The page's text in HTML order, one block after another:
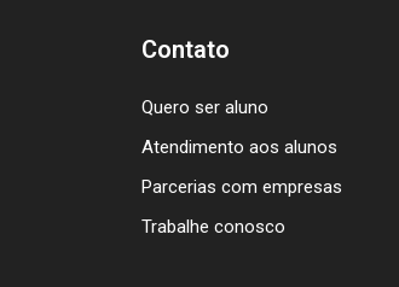
Contato
Quero ser aluno
Atendimento aos alunos
Parcerias com empresas
Trabalhe conosco